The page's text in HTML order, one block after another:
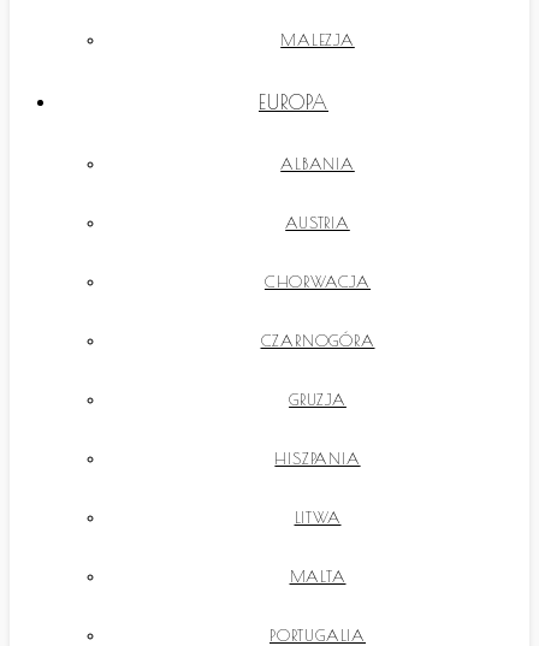
MALEZJA
EUROPA
ALBANIA
AUSTRIA
CHORWACJA
CZARNOGÓRA
GRUZJA
HISZPANIA
LITWA
MALTA
PORTUGALIA